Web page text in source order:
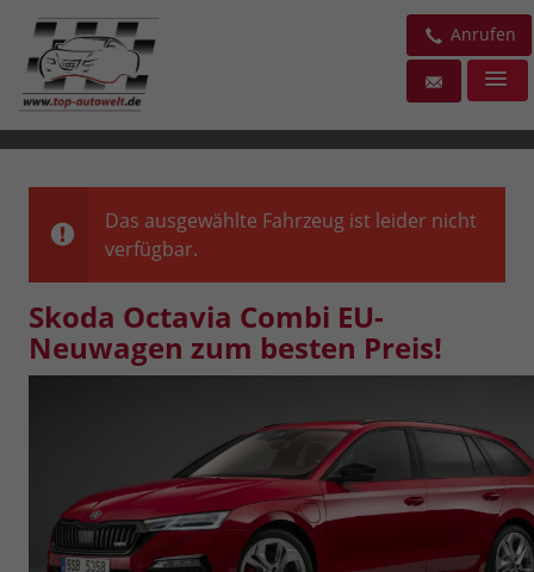
Anrufen
Das ausgewählte Fahrzeug ist leider nicht
verfügbar.
Skoda Octavia Combi EU-
Neuwagen zum besten Preis!